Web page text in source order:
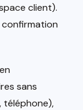
client).
sans
téléphone),